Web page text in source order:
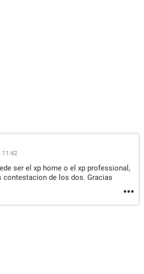
11:42
ser el xp home o el xp professional,
contestacion de los dos. Gracias